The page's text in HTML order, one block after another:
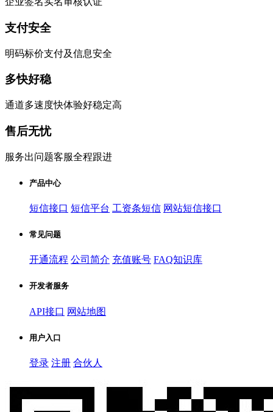
支付安全
明码标价支付及信息安全
多快好稳
通道多速度快体验好稳定高
售后无忧
服务出问题客服全程跟进
产品中心
短信接口 短信平台 工资条短信 网站短信接口
常见问题
开通流程 公司简介 充值账号 FAQ知识库
开发者服务
API接口 网站地图
用户入口
登录 注册 合伙人